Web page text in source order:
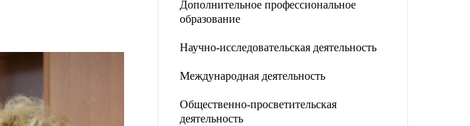
Дополнительное профессиональное
образование
Научно-исследовательская деятельность
Международная деятельность
Общественно-просветительская
деятельность